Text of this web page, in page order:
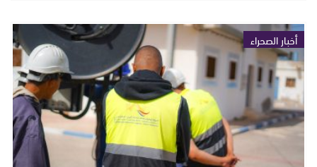
أخبار الصحراء